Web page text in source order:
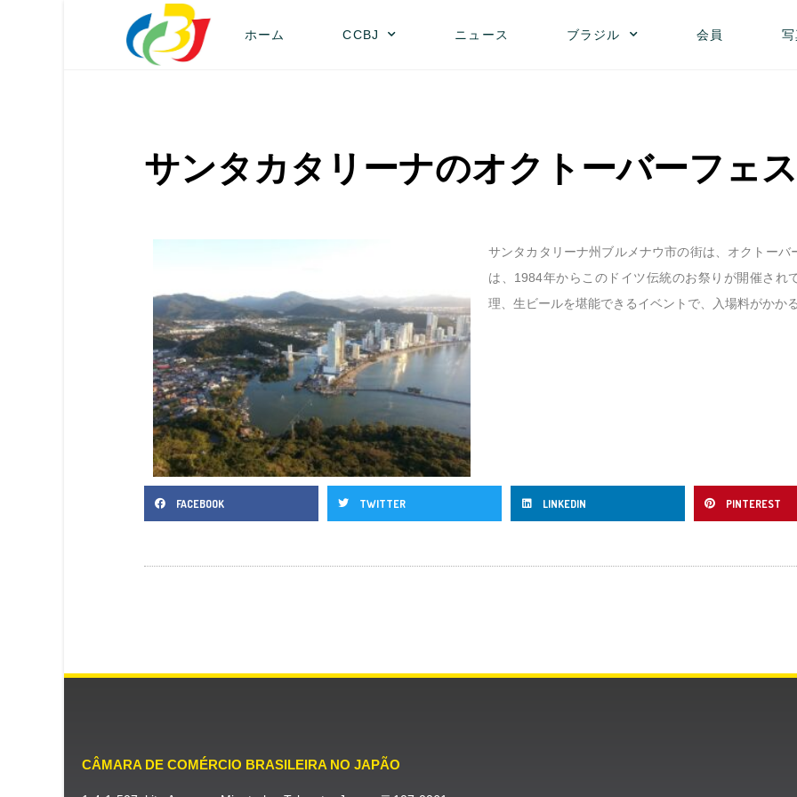
ホーム CCBJ ニュース ブラジル 会員
サンタカタリーナのオクトーバーフェ
サンタカタリーナ州ブルメナウ市の街は、オクトー
は、1984年からこのドイツ伝統のお祭りが開催さ
理、生ビールを堪能できるイベントで、入場料がかかる
FACEBOOK TWITTER LINKEDIN PINTEREST
CÂMARA DE COMÉRCIO BRASILEIRA NO JAPÃO